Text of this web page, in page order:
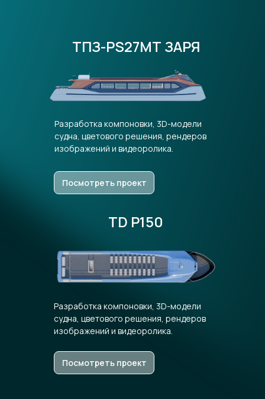
TD P150
Разработка компоновки, 3D-модели
судна, цветового решения, рендеров
изображений и видеоролика.
Посмотреть проект
Посмотреть проект
ТПЗ-PS27МТ ЗАРЯ
Разработка компоновки, 3D-модели
судна, цветового решения, рендеров
изображений и видеоролика.